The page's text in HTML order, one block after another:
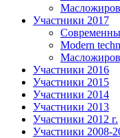
Участники 2017
Modern
Участники 2016
Участники 2015
Участники 2014
Участники 2013
Участники 2012 г.
Участники 2008-